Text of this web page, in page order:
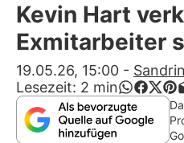
Filme
Familie
Kevin Hart
Exmitarbeiter
19.05.26, 15:00 -
Lesezeit: 2 min